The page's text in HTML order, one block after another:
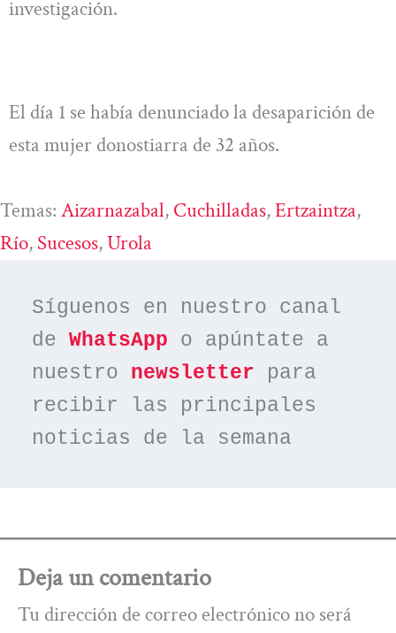
investigación.
El día 1 se había denunciado la desaparición de
esta mujer donostiarra de 32 años.
Temas: Aizarnazabal, Cuchilladas, Ertzaintza
Río, Sucesos, Urola
Síguenos en nuestro canal
de WhatsApp o apúntate a
nuestro newsletter para
recibir las principales
noticias de la semana
Deja un comentario
Tu dirección de correo electrónico no será